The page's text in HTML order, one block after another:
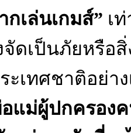
กเล่นเกมส์” เ
จัดเป็นภัยหรือ
ะเทศชาติอย่า
แม่ผู้ปกครอง